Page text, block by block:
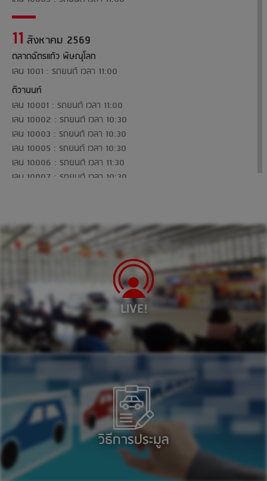
11 สิงหาคม 2569
ตลาดฉัตรแก้ว พิษณุโลก
เลน 1001 : รถยนต์ เวลา 11:00
ติวานนท์
เลน 10001 : รถยนต์ เวลา 11:00
เลน 10002 : รถยนต์ เวลา 10:30
เลน 10003 : รถยนต์ เวลา 10:30
เลน 10005 : รถยนต์ เวลา 10:30
เลน 10006 : รถยนต์ เวลา 11:30
เลน 10007 : รถยนต์ เวลา 10:30
13 สิงหาคม 2569
อยุธยาซิตี้พาร์ค จ.อยุธยา
เลน 1001 : รถยนต์ เวลา 11:00
ตลาด เอส มาร์เช่ (ตลาดยีราฟ) ระยอง
เลน 1001 : รถยนต์ เวลา 11:00
ศูนย์การค้า ซีคอนสแควร์
เลน 1001 : รถยนต์ เวลา 11:00
14
17 สิงหาคม 2569
ติวานนท์
สต๊อกแอพเพิล อุบลราชธานี
LIVE!
วิธีการประมูล